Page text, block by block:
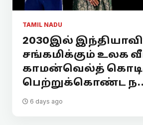
TAMIL NADU
2030இல்
சங்கமிக்கும் உலக
காமன்வெல்த்
பெற்றுக்கொண்ட
6 days ago